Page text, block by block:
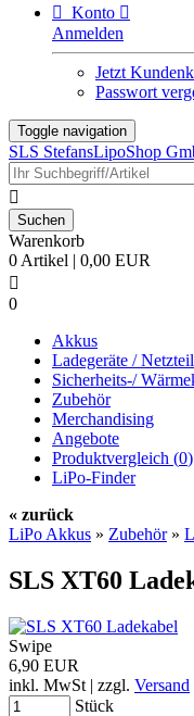
 Konto 
Anmelden
Jetzt
Passwort
Toggle navigation
SLS StefansLipoShop

Warenkorb
0 Artikel | 0,00 EUR

0
Akkus
Ladegeräte /
Sicherheits-/
Zubehör
Merchandising
Angebote
Produktvergleich (0)
LiPo-Finder
« zurück
LiPo Akkus » Zubehör»
SLS XT60
Swipe
6,90 EUR
inkl. MwSt | zzgl. Versand
Stück